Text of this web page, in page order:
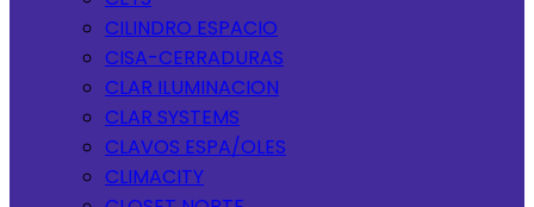
CILINDRO ESPACIO
CISA-CERRADURAS
CLAR ILUMINACION
CLAR SYSTEMS
CLAVOS ESPA/OLES
CLIMACITY